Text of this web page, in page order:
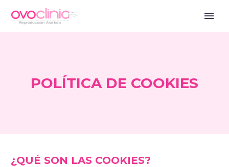
POLÍTICA DE COOKIES
¿QUÉ SON LAS COOKIES?